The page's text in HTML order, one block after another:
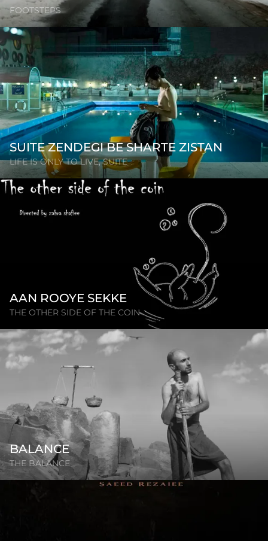
FOOTSTEPS
SUITE ZENDEGI BE SHARTE ZISTAN
LIFE IS ONLY TO LIVE, SUITE
AAN ROOYE SEKKE
THE OTHER SIDE OF THE COIN
BALANCE
THE BALANCE